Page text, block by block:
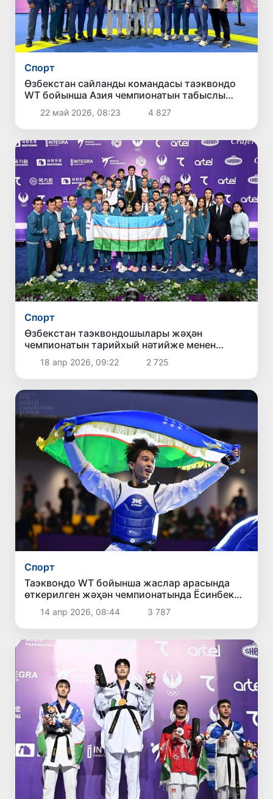
Спорт
Өзбекстан сайланды командасы таэквондо
WT бойынша Азия чемпионатын табыслы
баслады
22 май 2026, 08:23 4 827
Спорт
Өзбекстан таэквондошылары жәҳән
чемпионатын тарийхый нәтийже менен
жуўмақлап, 6 медалға ийе болды
18 апр 2026, 09:22 2 725
Спорт
Таэквондо WТ бойынша жаслар арасында
өткерилген жәҳән чемпионатында Ёсинбек
Одилов алтын медальды қолға киргизди
14 апр 2026, 08:44 3 787